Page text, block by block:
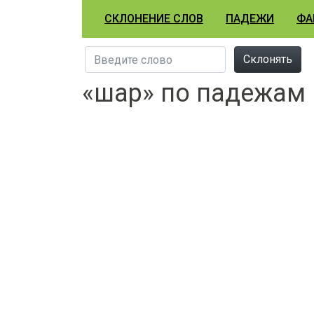
СКЛОНЕНИЕ СЛОВ ПАДЕЖИ
Склонять
«шар» по падежам